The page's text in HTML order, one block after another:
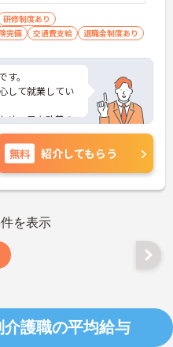
研修制度あり
完備 交通費支給 退職金制度あり
。
して就業してい
め、日々改善の
ろんスタッフも
います。
い合わせくださ
無料 紹介してもらう
を表示
護職の平均給与